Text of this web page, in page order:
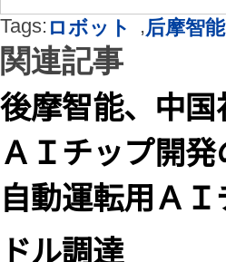
Tags: ロボット ,后摩智能
関連記事
後摩智能、中
ＡＩチップ開
自動運転用Ａ
ドル調達